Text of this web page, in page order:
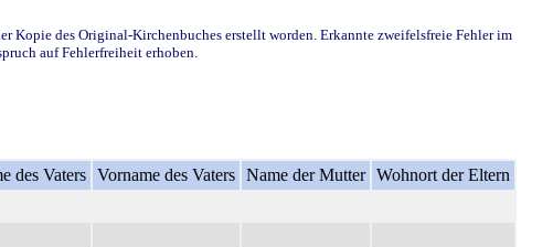
des Original-Kirchenbuches erstellt worden. Erkannte zweifelsfreie Fehler im
auf Fehlerfreiheit erhoben.
des Vaters Vorname des Vaters Name der Mutter Wohnort der Eltern